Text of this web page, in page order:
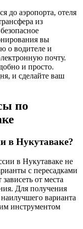
до аэропорта, отеля
из
вы
о водителе и
почту.
и просто.
и сделайте ваш
по
в Нукутаваке?
в Нукутаваке не
с пересадками
от места
Для получения
варианта
инструментом